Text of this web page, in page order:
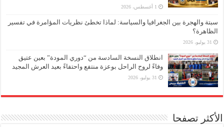
1 أغسطس، 2026
سبتة والهجرة بين الجغرافيا والسياسة: لماذا تخطئ نظريات المؤامرة في تفسير
الظاهرة؟
31 يوليو، 2026
انطلاق النسخة السادسة من “دوري المودة” بعين عتيق
وفاءً لروح الراحل بوعزة منتفع واحتفاءً بعيد العرش المجيد
31 يوليو، 2026
الأكثر تصفحا